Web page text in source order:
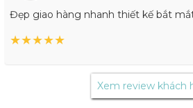
Đẹp giao hàng nhanh thiết kế bắt
★★★★★
Xem review khách